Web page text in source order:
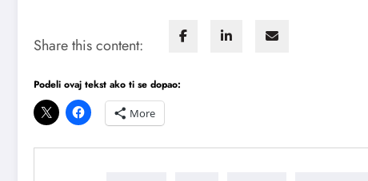
Share this content:
Podeli ovaj tekst ako ti se dopao:
More